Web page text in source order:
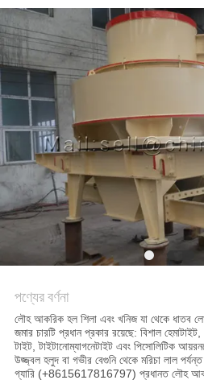
সাইট
ম্যাপ
গোপনীয়তা
নীতি
পণ্যের বর্ণনা
লৌহ আকরিক হল শিলা এবং খনিজ যা থেকে ধাতব
জমার চারটি প্রধান প্রকার রয়েছে: বিশাল
টাইট, টাইটানোম্যাগনেটাইট এবং পিসোলিটিক
উজ্জ্বল হলুদ বা গভীর বেগুনি থেকে মরিচা লাল
গ্যারি (+8615617816797) প্রধানত লৌহ